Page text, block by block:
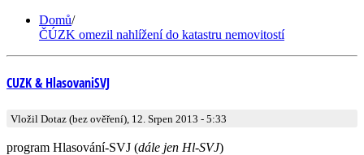
Domů/
ČÚZK omezil nahlížení do katastru nemovitostí
CUZK & HlasovaniSVJ
Vložil Dotaz (bez ověření), 12. Srpen 2013 - 5:33
program Hlasování-SVJ (dále jen Hl-SVJ)